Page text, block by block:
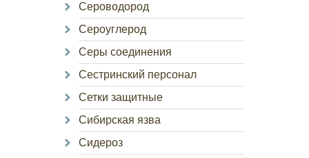
Сероводород
Сероуглерод
Серы соединения
Сестринский персонал
Сетки защитные
Сибирская язва
Сидероз